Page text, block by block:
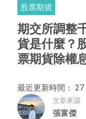
股票期貨
期交所調整
貨是什麼？
票期貨除權
最近更新時間： 27
文章來源
張富傑